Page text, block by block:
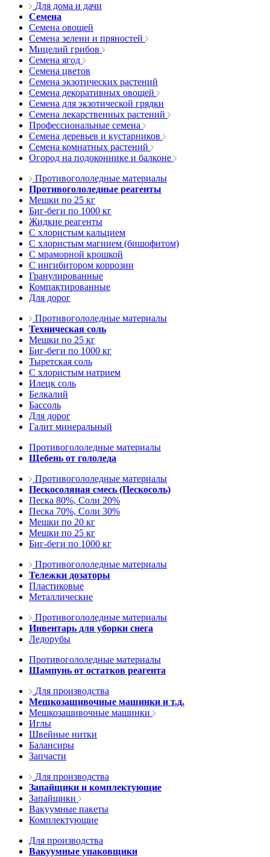
Для дома и дачи
Семена
Семена овощей
Семена зелени и пряностей
Мицелий грибов
Семена ягод
Семена цветов
Семена экзотических растений
Семена декоративных овощей
Семена для экзотической грядки
Семена лекарственных растений
Профессиональные семена
Семена деревьев и кустарников
Семена комнатных растений
Огород на подоконнике и балконе
Противогололедные материалы
Противогололедные реагенты
Мешки по 25 кг
Биг-беги по 1000 кг
Жидкие реагенты
С хлористым кальцием
С хлористым магнием (бишофитом)
С мраморной крошкой
С ингибитором коррозии
Гранулированные
Компактированные
Для дорог
Противогололедные материалы
Техническая соль
Мешки по 25 кг
Биг-беги по 1000 кг
Тыретская соль
С хлористым натрием
Илецк соль
Белкалий
Бассоль
Для дорог
Галит минеральный
Противогололедные материалы
Щебень от гололеда
Противогололедные материалы
Пескосоляная смесь (Пескосоль)
Песка 80%, Соли 20%
Песка 70%, Соли 30%
Мешки по 20 кг
Мешки по 25 кг
Биг-беги по 1000 кг
Противогололедные материалы
Тележки дозаторы
Пластиковые
Металлические
Противогололедные материалы
Инвентарь для уборки снега
Ледорубы
Противогололедные материалы
Шампунь от остатков реагента
Для производства
Мешкозашивочные машинки и т.д.
Мешкозашивочные машинки
Иглы
Швейные нитки
Балансиры
Запчасти
Для производства
Запайщики и комплектующие
Запайщики
Вакуумные пакеты
Комплектующие
Для производства
Вакуумные упаковщики